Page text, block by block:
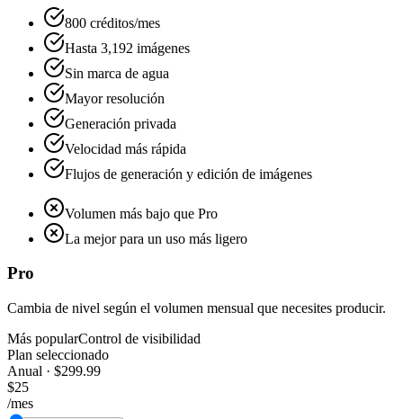
800 créditos/mes
Hasta 3,192 imágenes
Sin marca de agua
Mayor resolución
Generación privada
Velocidad más rápida
Flujos de generación y edición de imágenes
Volumen más bajo que Pro
La mejor para un uso más ligero
Pro
Cambia de nivel según el volumen mensual que necesites producir.
Más popularControl de visibilidad
Plan seleccionado
Anual · $299.99
$25
/mes